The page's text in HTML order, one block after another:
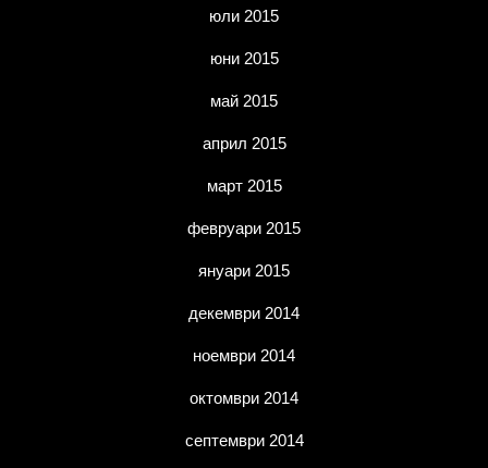
юли 2015
юни 2015
май 2015
април 2015
март 2015
февруари 2015
януари 2015
декември 2014
ноември 2014
октомври 2014
септември 2014